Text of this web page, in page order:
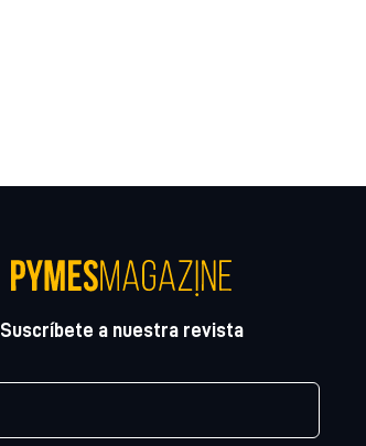
Suscríbete a nuestra revista